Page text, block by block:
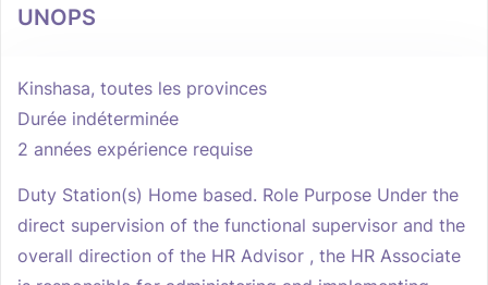
UNOPS
Kinshasa, toutes les provinces
Durée indéterminée
2 années expérience requise
Duty Station(s) Home based. Role Purpose Under the
direct supervision of the functional supervisor and the
overall direction of the HR Advisor , the HR Associate